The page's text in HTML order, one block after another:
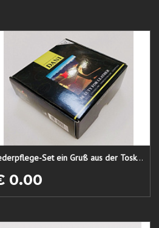
Lederpflege-Set ein Gruß aus der Toskana...
0.00